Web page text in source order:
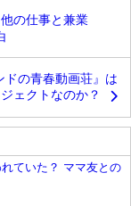
の仕事と兼業
の青春動画荘』は
ェクトなのか？
ていた？ ママ友との